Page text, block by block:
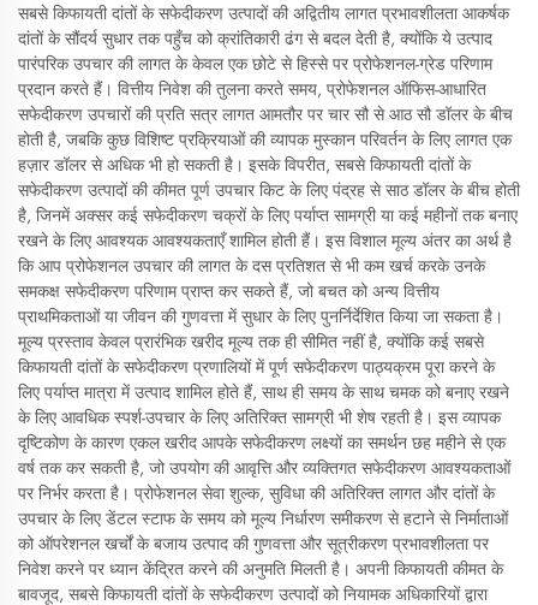
सबसे किफायती दांतों के सफेदीकरण उत्पादों की अद्वितीय लागत प्रभावशीलता आकर्षक
दांतों के सौंदर्य सुधार तक पहुँच को क्रांतिकारी ढंग से बदल देती है, क्योंकि ये उत्पाद
पारंपरिक उपचार की लागत के केवल एक छोटे से हिस्से पर प्रोफेशनल-ग्रेड परिणाम
प्रदान करते हैं। वित्तीय निवेश की तुलना करते समय, प्रोफेशनल ऑफिस-आधारित
सफेदीकरण उपचारों की प्रति सत्र लागत आमतौर पर चार सौ से आठ सौ डॉलर के बीच
होती है, जबकि कुछ विशिष्ट प्रक्रियाओं की व्यापक मुस्कान परिवर्तन के लिए लागत एक
हज़ार डॉलर से अधिक भी हो सकती है। इसके विपरीत, सबसे किफायती दांतों के
सफेदीकरण उत्पादों की कीमत पूर्ण उपचार किट के लिए पंद्रह से साठ डॉलर के बीच होती
है, जिनमें अक्सर कई सफेदीकरण चक्रों के लिए पर्याप्त सामग्री या कई महीनों तक बनाए
रखने के लिए आवश्यक आवश्यकताएँ शामिल होती हैं। इस विशाल मूल्य अंतर का अर्थ है
कि आप प्रोफेशनल उपचार की लागत के दस प्रतिशत से भी कम खर्च करके उनके
समकक्ष सफेदीकरण परिणाम प्राप्त कर सकते हैं, जो बचत को अन्य वित्तीय
प्राथमिकताओं या जीवन की गुणवत्ता में सुधार के लिए पुनर्निर्देशित किया जा सकता है।
मूल्य प्रस्ताव केवल प्रारंभिक खरीद मूल्य तक ही सीमित नहीं है, क्योंकि कई सबसे
किफायती दांतों के सफेदीकरण प्रणालियों में पूर्ण सफेदीकरण पाठ्यक्रम पूरा करने के
लिए पर्याप्त मात्रा में उत्पाद शामिल होते हैं, साथ ही समय के साथ चमक को बनाए रखने
के लिए आवधिक स्पर्श-उपचार के लिए अतिरिक्त सामग्री भी शेष रहती है। इस व्यापक
दृष्टिकोण के कारण एकल खरीद आपके सफेदीकरण लक्ष्यों का समर्थन छह महीने से एक
वर्ष तक कर सकती है, जो उपयोग की आवृत्ति और व्यक्तिगत सफेदीकरण आवश्यकताओं
पर निर्भर करता है। प्रोफेशनल सेवा शुल्क, सुविधा की अतिरिक्त लागत और दांतों के
उपचार के लिए डेंटल स्टाफ के समय को मूल्य निर्धारण समीकरण से हटाने से निर्माताओं
को ऑपरेशनल खर्चों के बजाय उत्पाद की गुणवत्ता और सूत्रीकरण प्रभावशीलता पर
निवेश करने पर ध्यान केंद्रित करने की अनुमति मिलती है। अपनी किफायती कीमत के
बावजूद, सबसे किफायती दांतों के सफेदीकरण उत्पादों को नियामक अधिकारियों द्वारा